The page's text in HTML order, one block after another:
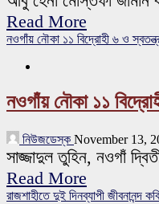
Read More
নওগাঁয় নৌকা ১১ বিদ্রোহী ৬ ও
নওগাঁয় নৌকা ১১
নিউজডেস্ক November 13,
সাজ্জাদুল তুহিন, নওগাঁ
Read More
রাজশাহীতে দুই দিনব্যাপী জীবনানন্দ